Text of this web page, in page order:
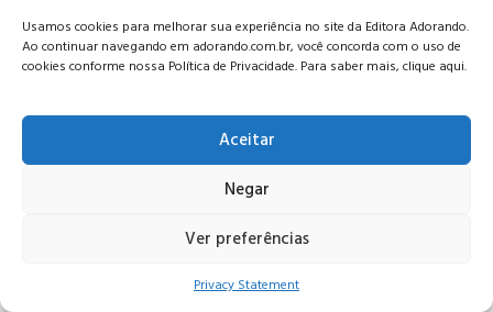
Usamos cookies para melhorar sua experiência no site da Editora Adorando.
Ao continuar navegando em adorando.com.br, você concorda com o uso de
cookies conforme nossa Política de Privacidade. Para saber mais, clique aqui.
Aceitar
Negar
Ver preferências
Privacy Statement
© Editora Adorando 2026. Todos os direitos reservados.
Consulte nossapolítica de privacidade.